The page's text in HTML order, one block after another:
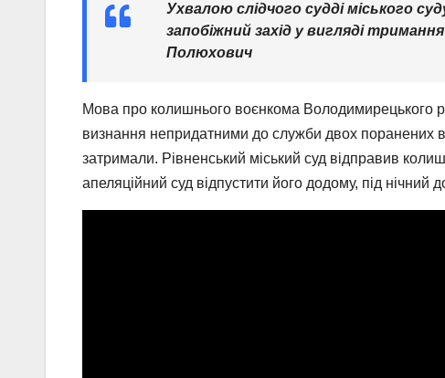
Ухвалою слідчого судді міського
запобіжний захід у вигляді
Полюхович
Мова про колишнього воєнкома Володимирецького
визнання непридатними до служби двох поранених
затримали. Рівненський міський суд відправив
апеляційний суд відпустити його додому, під нічний